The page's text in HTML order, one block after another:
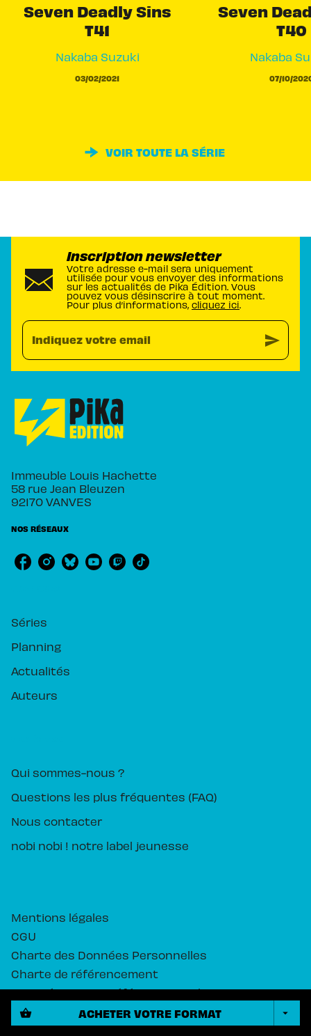
shopping_basket ACHETER VOTRE FORMAT arrow_drop_down
Seven Deadly Sins
T41
Nakaba Suzuki
03/02/2021
Seven
T40
Nakaba
07/10/
VOIR TOUTE LA SÉRIE
Inscription newsletter
Votre adresse e-mail sera uniquement
utilisée pour vous envoyer des informations
sur les actualités de Pika Édition. Vous
pouvez vous désinscrire à tout moment.
Pour plus d’informations, cliquez ici.
Indiquez votre email send
Immeuble Louis Hachette
58 rue Jean Bleuzen
92170 VANVES
NOS RÉSEAUX
Séries
Planning
Actualités
Auteurs
Qui sommes-nous ?
Questions les plus fréquentes (FAQ)
Nous contacter
nobi nobi ! notre label jeunesse
Mentions légales
CGU
Charte des Données Personnelles
Charte de référencement
Paramétrez vos préférences cookies